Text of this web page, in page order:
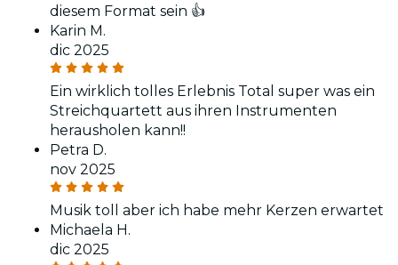
diesem Format sein 👍
Karin M.
dic 2025
Ein wirklich tolles Erlebnis Total super was ein
Streichquartett aus ihren Instrumenten
herausholen kann!!
Petra D.
nov 2025
Musik toll aber ich habe mehr Kerzen erwartet
Michaela H.
dic 2025